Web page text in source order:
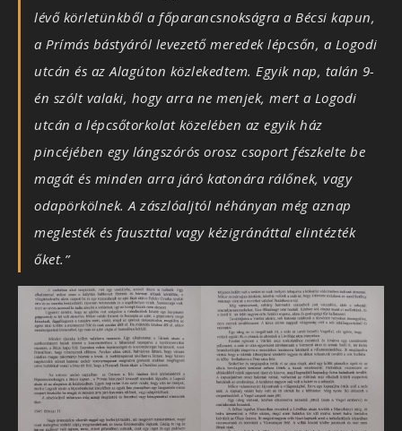
lévő körletünkből a főparancsnokságra a Bécsi kapun,
a Prímás bástyáról levezető meredek lépcsőn, a Logodi
utcán és az Alagúton közlekedtem. Egyik nap, talán 9-
én szólt valaki, hogy arra ne menjek, mert a Logodi
utcán a lépcsőtorkolat közelében az egyik ház
pincéjében egy lángszórós orosz csoport fészkelte be
magát és minden arra járó katonára rálőnek, vagy
odapörkölnek. A zászlóaljtól néhányan még aznap
meglesték és fauszttal vagy kézigránáttal elintézték
őket.”